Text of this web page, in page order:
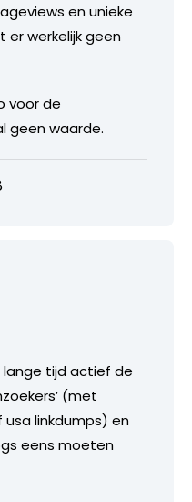
en unieke
er werkelijk geen
voor de
geen waarde.
lange tijd actief de
(met
linkdumps) en
eens moeten